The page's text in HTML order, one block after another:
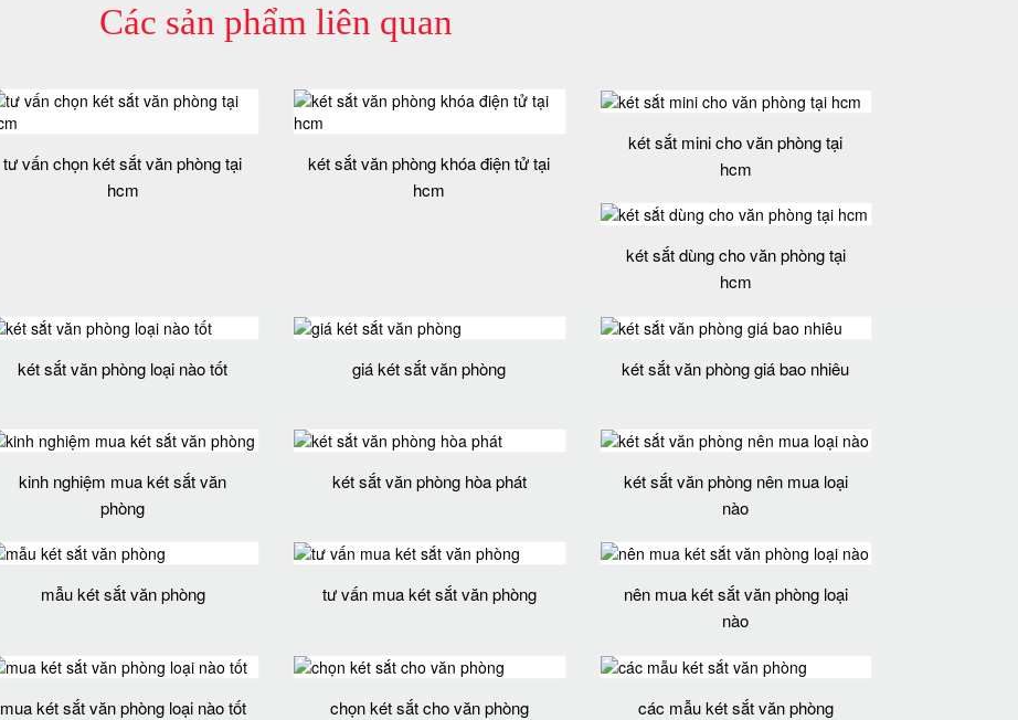
Các sản phẩm liên quan
tư vấn chọn két sắt văn phòng tại
hcm
két sắt văn phòng khóa điện tử tại
hcm
két sắt mini cho văn phòng tại
hcm
két sắt dùng cho văn phòng tại
hcm
két sắt văn phòng loại nào tốt giá két sắt văn phòng két sắt văn phòng giá bao nhiêu
kinh nghiệm mua két sắt văn
phòng
két sắt văn phòng hòa phát
két sắt văn phòng nên mua loại
nào
mẫu két sắt văn phòng tư vấn mua két sắt văn phòng
nên mua két sắt văn phòng loại
nào
mua két sắt văn phòng loại nào tốt chọn két sắt cho văn phòng các mẫu két sắt văn phòng